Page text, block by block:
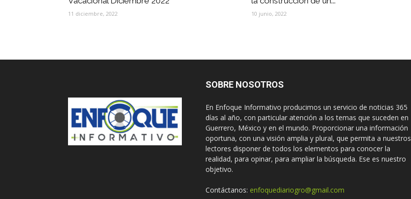
11 diciembre, 2022 10 junio, 2022
SOBRE NOSOTROS
En Enfoque Informativo producimos un servicio de noticias 365
días al año, con particular atención a los temas que suceden en
Guerrero, México y en el mundo. Proporcionar una información
oportuna, con una visión amplia y plural, que permita a nuestros
lectores disponer de todos los elementos para conocer la
realidad, para opinar, para ampliar la búsqueda. Ese es nuestro
objetivo.
Contáctanos: enfoquediariogro@gmail.com